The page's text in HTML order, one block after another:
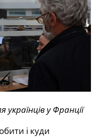
у Франції
і куди